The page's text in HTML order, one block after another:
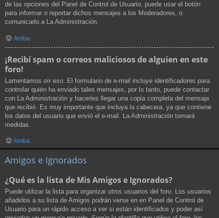
de las opciones del Panel de Control de Usuario, puede usar el botón
para informar o reportar dichos mensajes a los Moderadores, o
comunicarlo a La Administración.
Arriba
¡Recibí spam o correos maliciosos de alguien en este
foro!
Lamentamos oír eso. El formulario de e-mail incluye identificadores para
controlar quién ha enviado tales mensajes, por lo tanto, puede contactar
con La Administración y hacerles llegar una copia completa del mensaje
que recibió. Es muy importante que incluya la cabecera, ya que contiene
los datos del usuario que envió el e-mail. La Administración tomará
medidas.
Arriba
Amigos e Ignorados
¿Qué es la lista de Mis Amigos e Ignorados?
Puede utilizar la lista para organizar otros usuarios del foro. Los usuarios
añadidos a su lista de Amigos podrán verse en en Panel de Control de
Usuario para un rápido acceso a ver si están identificados y poder así